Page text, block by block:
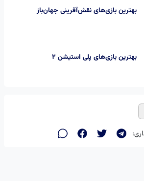
بهترین بازی‌های نقش‌آفرینی جهان‌باز
بهترین بازی‌های پلی استیشن ۲